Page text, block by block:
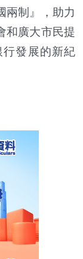
兩制』，助力
和廣大市民提
發展的新紀